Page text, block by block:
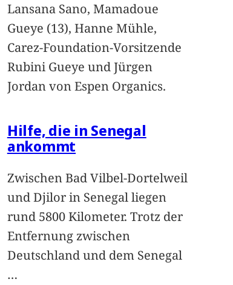
Lansana Sano, Mamadoue
Gueye (13), Hanne Mühle,
Carez-Foundation-Vorsitzende
Rubini Gueye und Jürgen
Jordan von Espen Organics.
Hilfe, die in Senegal
ankommt
Zwischen Bad Vilbel-Dortelweil
und Djilor in Senegal liegen
rund 5800 Kilometer. Trotz der
Entfernung zwischen
Deutschland und dem Senegal
…